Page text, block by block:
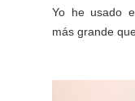
Yo he usado
más grande